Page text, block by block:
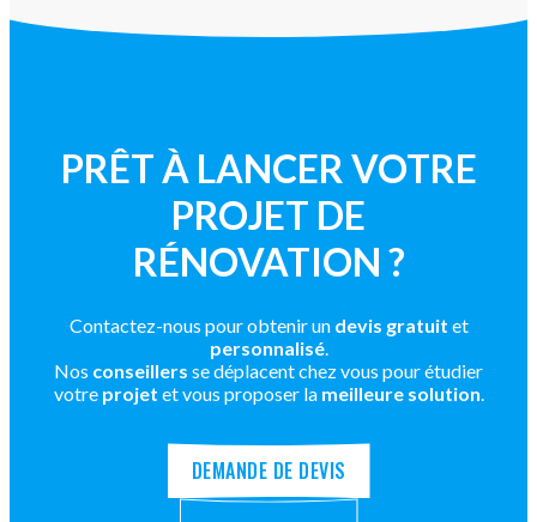
PRÊT À LANCER VOTRE
PROJET DE
RÉNOVATION ?
Contactez-nous pour obtenir un devis gratuit et
personnalisé.
Nos conseillers se déplacent chez vous pour étudier
votre projet et vous proposer la meilleure solution.
DEMANDE DE DEVIS